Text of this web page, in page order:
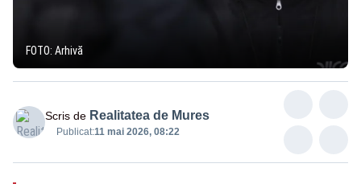
FOTO: Arhivă
Scris de Realitatea de Mures
Publicat:11 mai 2026, 08:22